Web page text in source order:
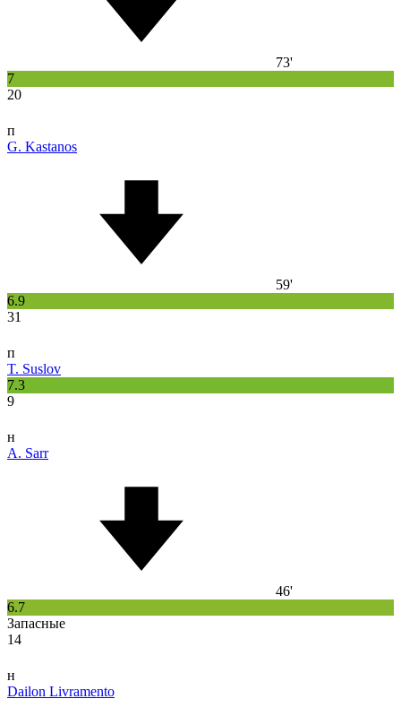
73'
7
20
п
G. Kastanos
59'
6.9
31
п
T. Suslov
7.3
9
н
A. Sarr
46'
6.7
Запасные
14
н
Dailon Livramento